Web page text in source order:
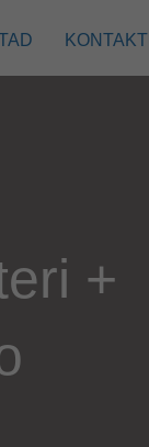
KONTAKT
+